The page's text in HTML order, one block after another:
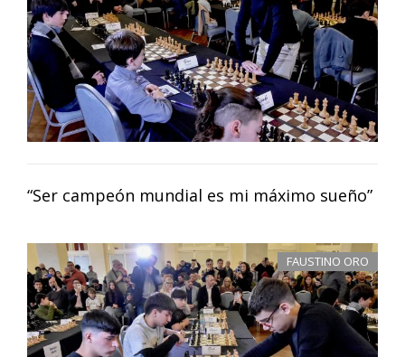
“Ser campeón mundial es mi máximo sueño”
FAUSTINO ORO